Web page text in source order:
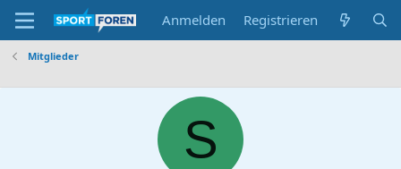
Anmelden Registrieren
Mitglieder
S